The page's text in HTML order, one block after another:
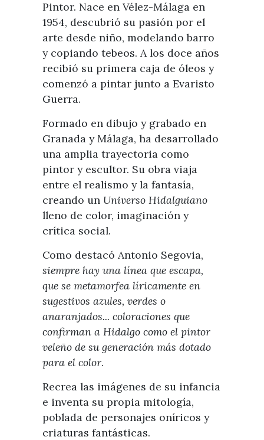
Oficinas de Turismo
Atención al extranjero
Punto Ayuntamiento
Historia
Personajes Ilustres
Sectores
Artesanía
Empresas de subtropicales
Visitas
Fiestas y eventos
Fiestas de singularidad turística
Semana Santa de Vélez-
Málaga
Eventos
Guías turísticas
Direcciones y teléfonos del
Ayuntamiento
Encuestas
Pintor. Nace en Vélez-Málaga en
1954, descubrió su pasión por el
arte desde niño, modelando barro
y copiando tebeos. A los doce años
recibió su primera caja de óleos y
comenzó a pintar junto a Evaristo
Guerra.
Formado en dibujo y grabado en
Granada y Málaga, ha desarrollado
una amplia trayectoria como
pintor y escultor. Su obra viaja
entre el realismo y la fantasía,
creando un Universo Hidalguiano
lleno de color, imaginación y
crítica social.
Como destacó Antonio Segovia,
siempre hay una línea que escapa,
que se metamorfea líricamente en
sugestivos azules, verdes o
anaranjados... coloraciones que
confirman a Hidalgo como el pintor
veleño de su generación más dotado
para el color.
Recrea las imágenes de su infancia
e inventa su propia mitología,
poblada de personajes oníricos y
criaturas fantásticas.